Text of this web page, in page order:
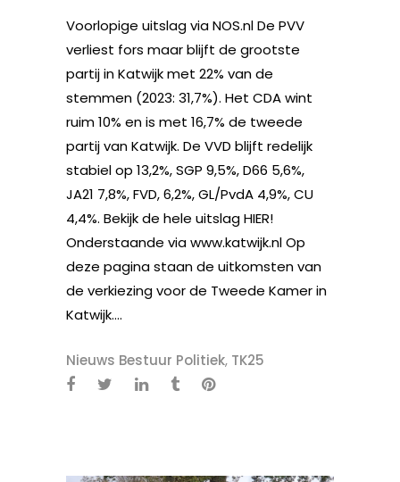
Voorlopige uitslag via NOS.nl De PVV
verliest fors maar blijft de grootste
partij in Katwijk met 22% van de
stemmen (2023: 31,7%). Het CDA wint
ruim 10% en is met 16,7% de tweede
partij van Katwijk. De VVD blijft redelijk
stabiel op 13,2%, SGP 9,5%, D66 5,6%,
JA21 7,8%, FVD, 6,2%, GL/PvdA 4,9%, CU
4,4%. Bekijk de hele uitslag HIER!
Onderstaande via www.katwijk.nl Op
deze pagina staan de uitkomsten van
de verkiezing voor de Tweede Kamer in
Katwijk....
Nieuws Bestuur Politiek, TK25